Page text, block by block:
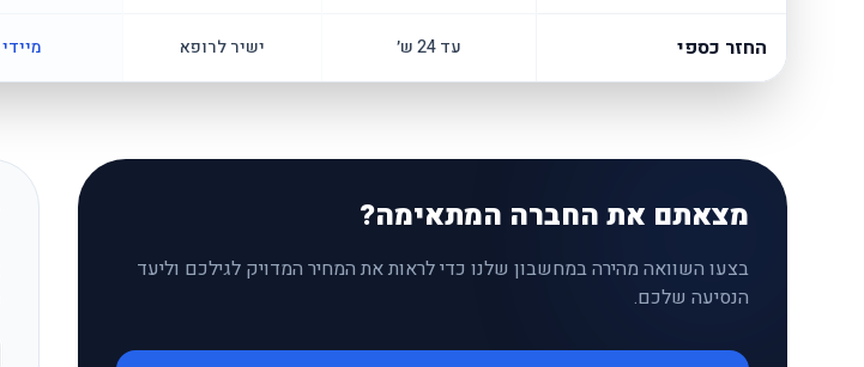
החזר כספי עד 24 ש׳ ישיר לרופא מיידי
מצאתם את החברה המתאימה?
בצעו השוואה מהירה במחשבון שלנו כדי לראות את המחיר המדויק לגילכם וליעד
הנסיעה שלכם.